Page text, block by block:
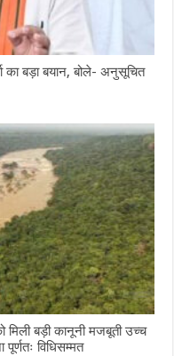
का बड़ा बयान, बोले- अनुसूचित
मिली बड़ी कानूनी मजबूती उच्च
पूर्णतः विधिसम्मत